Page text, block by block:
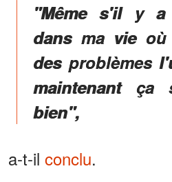
"Même s'il y a
dans ma vie
des problèmes
maintenant ça
bien",
a-t-il conclu.